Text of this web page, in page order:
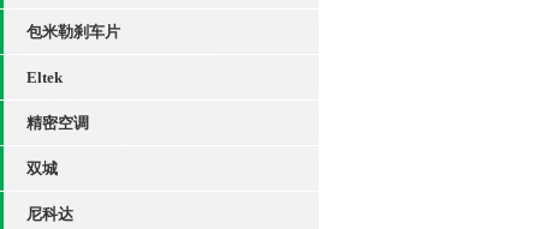
包米勒刹车片
Eltek
精密空调
双城
尼科达